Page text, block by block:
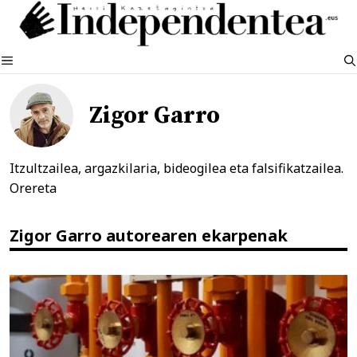
Edukira
salto
MENUA
Zigor Garro
Itzultzailea, argazkilaria, bideogilea eta falsifikatzailea.
Orereta
Zigor Garro autorearen ekarpenak